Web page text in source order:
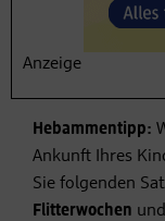
überhaupt
legitim!
Hebammentipp:
Ankunft Ihres
Sie folgenden
Flitterwochen
Anzeige